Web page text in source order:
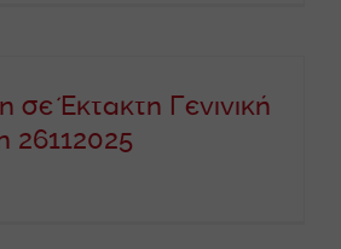
Έκτακτη Γενινική
26112025